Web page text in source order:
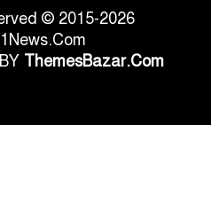
© 2015-2026
ThemesBazar.Com